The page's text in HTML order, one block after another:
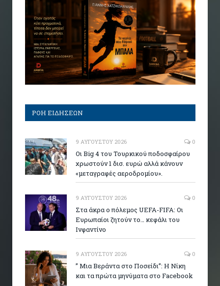
ΡΟΗ ΕΙΔΗΣΕΩΝ
9 ΑΥΓΟΎΣΤΟΥ 2026 0
Οι Big 4 του Τουρκικού ποδοσφαίρου
χρωστούν 1 δισ. ευρώ αλλά κάνουν
«μεταγραφές αεροδρομίου».
9 ΑΥΓΟΎΣΤΟΥ 2026 0
Στα άκρα ο πόλεμος UEFA-FIFA: Οι
Ευρωπαίοι ζητούν το… κεφάλι του
Ινφαντίνο
9 ΑΥΓΟΎΣΤΟΥ 2026 0
” Μια Βεράντα στο Ποσείδι”: Η Νίκη
και τα πρώτα μηνύματα στο Facebook